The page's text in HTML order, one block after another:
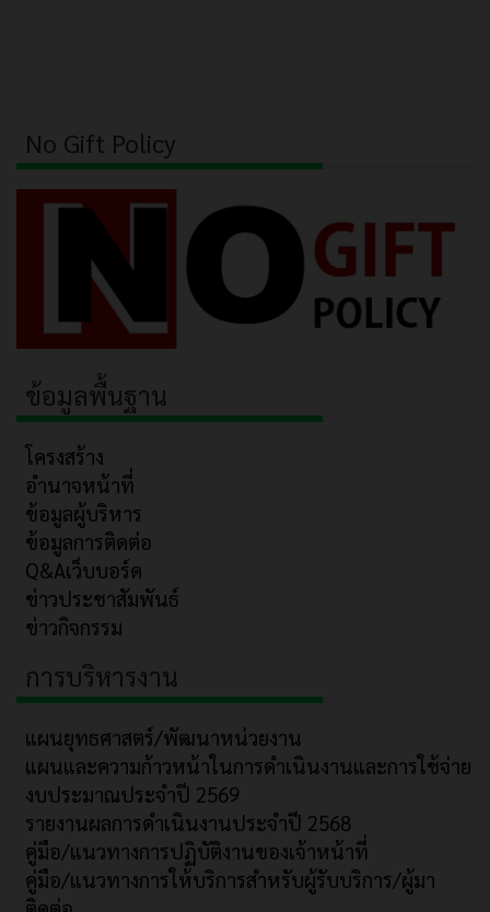
No Gift Policy
ข้อมูลพื้นฐาน
โครงสร้าง
อำนาจหน้าที่
ข้อมูลผู้บริหาร
ข้อมูลการติดต่อ
Q&Aเว็บบอร์ด
ข่าวประชาสัมพันธ์
ข่าวกิจกรรม
การบริหารงาน
แผนยุทธศาสตร์/พัฒนาหน่วยงาน
แผนและความก้าวหน้าในการดำเนินงานและการใช้จ่าย
งบประมาณประจำปี 2569
รายงานผลการดำเนินงานประจำปี 2568
คู่มือ/แนวทางการปฏิบัติงานของเจ้าหน้าที่
คู่มือ/แนวทางการให้บริการสำหรับผู้รับบริการ/ผู้มา